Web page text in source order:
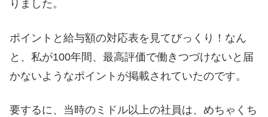
りました。
ポイントと給与額の対応表を見てびっくり！なん
と、私が100年間、最高評価で働きつづけないと届
かないようなポイントが掲載されていたのです。
要するに、当時のミドル以上の社員は、めちゃくち